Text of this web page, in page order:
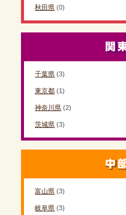
秋田県 (0)
千葉県 (3)
東京都 (1)
神奈川県 (2)
茨城県 (3)
富山県 (3)
岐阜県 (3)